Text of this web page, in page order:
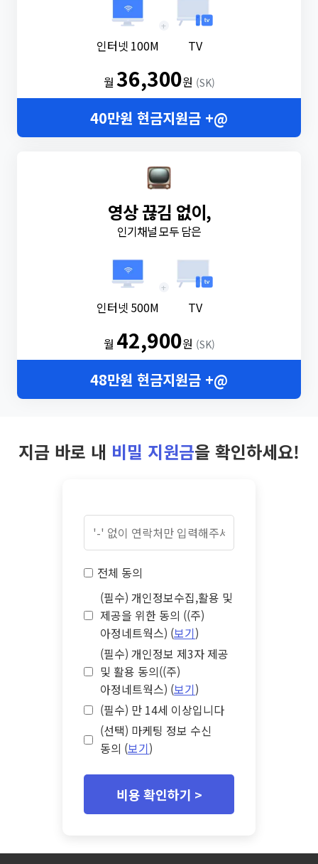
인터넷 100M
+
TV
월36,300원 (SK)
40만원 현금지원금 +@
영상 끊김 없이,
인기채널 모두 담은
인터넷 500M
+
TV
월 42,900원 (SK)
48만원 현금지원금 +@
지금 바로 내 비밀 지원금을 확인하세요!
전체 동의
(필수) 개인정보수집,활용 및
제공을 위한 동의 ((주)
아정네트웍스) (보기)
(필수) 개인정보 제3자 제공
및 활용 동의((주)
아정네트웍스) (보기)
(필수) 만 14세 이상입니다
(선택) 마케팅 정보 수신
동의 (보기)
비용 확인하기 >